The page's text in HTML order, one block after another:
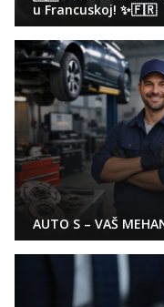
u Francuskoj! ✨🇫🇷
AUTO S – VAŠ